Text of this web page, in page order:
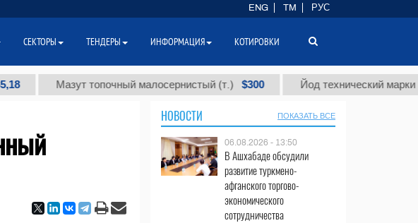
Мазут топочный малосернистый (т.) $300 Йод технический марки "А" (т.)
НОВОСТИ ПОКАЗАТЬ ВСЕ
06.08.2026 - 13:50
В Ашхабаде обсудили
развитие туркмено-
афганского торгово-
экономического
сотрудничества
ENG TM РУС
СЕКТОРЫ ТЕНДЕРЫ ИНФОРМАЦИЯ КОТИРОВКИ